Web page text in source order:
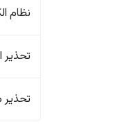
نظام
تحذير
تحذير